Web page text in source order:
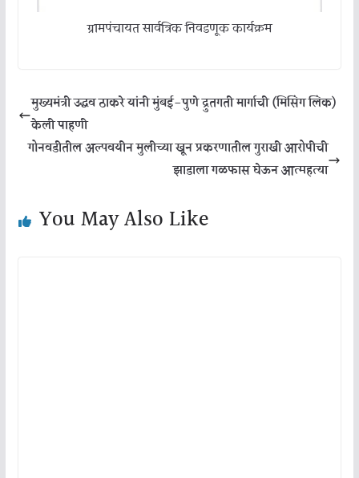
ग्रामपंचायत सार्वत्रिक निवडणूक कार्यक्रम
मुख्यमंत्री उद्धव ठाकरे यांनी मुंबई-पुणे द्रुतगती मार्गाची (मिसिंग लिंक)
केली पाहणी
गोनवडीतील अल्पवयीन मुलीच्या खून प्रकरणातील गुराखी आरोपीची
झाडाला गळफास घेऊन आत्महत्या
You May Also Like